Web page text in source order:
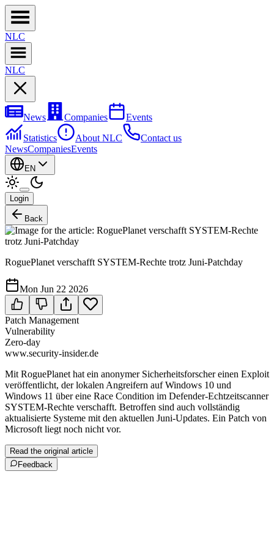
NLC
NLC
News Companies
Events
Statistics
About NLC
Contact us
NewsCompaniesEvents
EN
Login
Back
RoguePlanet verschafft SYSTEM-Rechte trotz Juni-Patchday
Mon Jun 22 2026
Patch Management
Vulnerability
Zero-day
www.security-insider.de
Mit RoguePlanet hat ein anonymer Sicherheitsforscher einen Exploit
veröffentlicht, der lokalen Angreifern auf Windows 10 und
Windows 11 über eine Race Condition im Defender-Echtzeitscanner
SYSTEM-Rechte verschafft. Betroffen sind auch vollständig
aktualisierte Systeme mit den aktuellen Juni-Updates. Ein Patch von
Microsoft liegt noch nicht vor.
Read the original article
Feedback